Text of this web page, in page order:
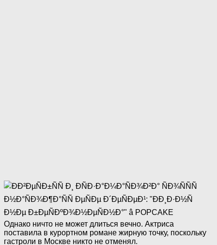
Однако ничто не может длиться вечно. Актриса
поставила в курортном романе жирную точку, поскольку
гастроли в Москве никто не отменял.